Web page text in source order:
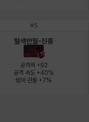
타지아
피올로
#5
혈색반월-진홍
공격력 +92
공격 속도 +40%
방어 관통 +7%